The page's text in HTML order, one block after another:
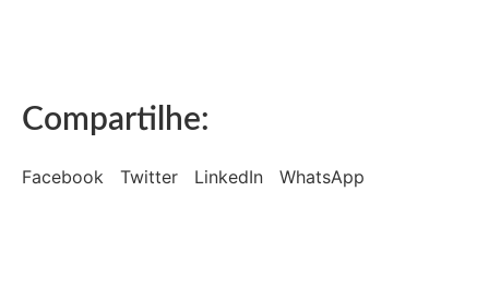
Compartilhe:
Facebook Twitter LinkedIn WhatsApp